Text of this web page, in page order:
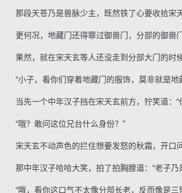
那段天苍乃是兽脉少主，既然铁了心要收拾宋天
更何况，地藏门还得罪过御兽门，分部的御兽门
果然，就在宋天玄等人还没走到分部大门的时候
“小子，看你们穿着地藏门的服饰，莫非就是地
当先一个中年汉子挡在宋天玄前方，狞笑道：“
“哦？敢问这位兄台什么身份？”
宋天玄不动声色的拦住想要发怒的秋霜，开口问
那中年汉子哈哈大笑，拍了拍胸膛道：“老子乃
“哦，看你这口气不太像分部长老，反而像是三